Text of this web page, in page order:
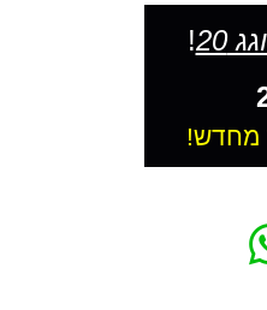
20
!
מחדש!